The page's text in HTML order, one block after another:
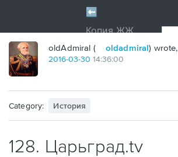
oldAdmiral ( oldadmiral) wrote,
2016-03-30 14:36:00
Category: История
128. Царьград.tv